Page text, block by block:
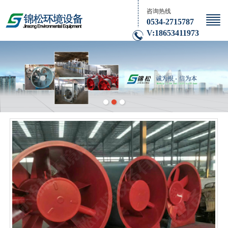
咨询热线
0534-2715787
V:18653411973